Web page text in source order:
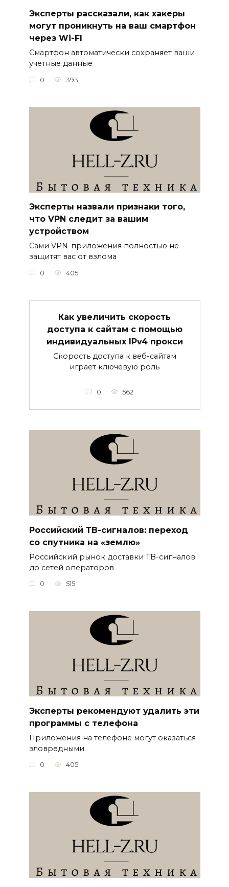
Эксперты рассказали, как хакеры
могут проникнуть на ваш смартфон
через Wi-FI
Смартфон автоматически сохраняет ваши
учетные данные
0 393
Эксперты назвали признаки того,
что VPN следит за вашим
устройством
Сами VPN-приложения полностью не
защитят вас от взлома
0 405
Как увеличить скорость
доступа к сайтам с помощью
индивидуальных IPv4 прокси
Скорость доступа к веб-сайтам
играет ключевую роль
0 562
Российский ТВ-сигналов: переход
со спутника на «землю»
Российский рынок доставки ТВ-сигналов
до сетей операторов
0 515
Эксперты рекомендуют удалить эти
программы с телефона
Приложения на телефоне могут оказаться
зловредными.
0 405